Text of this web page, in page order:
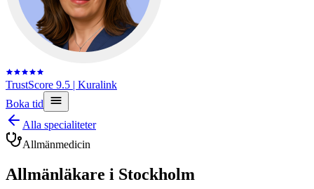
TrustScore 9.5 | Kuralink
Boka tid
Alla specialiteter
Allmänmedicin
Allmänläkare i Stockholm